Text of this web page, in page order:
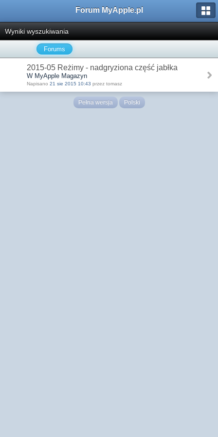
Forum MyApple.pl
Wyniki wyszukiwania
Forums
2015-05 Reżimy - nadgryziona część jabłka
W MyApple Magazyn
Napisano 21 sie 2015 10:43 przez tomasz
Pełna wersja Polski